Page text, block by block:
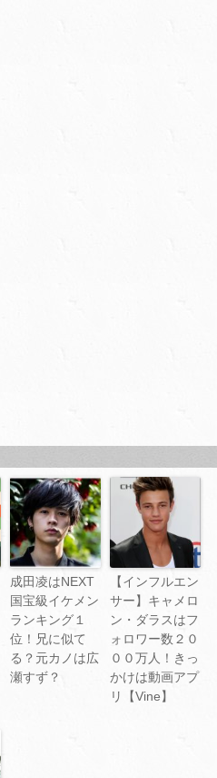
成田凌はNEXT
国宝級イケメン
ランキング１
位！兄に似て
る？元カノは広
瀬すず？
【インフルエン
サー】キャメロ
ン・ダラスはフ
ォロワー数２０
００万人！きっ
かけは動画アプ
リ【Vine】